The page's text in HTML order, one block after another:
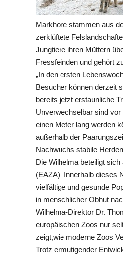
Markhore stammen aus
zerklüftete
Jungtiere ihren Müttern
Fressfeinden und gehört
„In den ersten
Besucher können derzeit
bereits jetzt erstaunliche
Unverwechselbar sind
einen Meter lang werden
außerhalb der
Nachwuchs stabile
Die Wilhelma beteiligt
(EAZA). Innerhalb dieses
vielfältige und gesunde
in menschlicher Obhut
Wilhelma-Direktor Dr.
europäischen Zoos nur
zeigt,wie moderne Zoos
Trotz ermutigender